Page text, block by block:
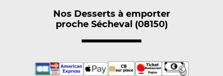
Nos Desserts à emporter
proche Sécheval (08150)